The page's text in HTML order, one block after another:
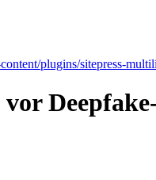
plugins/sitepress-